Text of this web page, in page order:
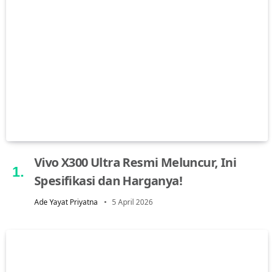
Vivo X300 Ultra Resmi Meluncur, Ini
Spesifikasi dan Harganya!
Ade Yayat Priyatna 5 April 2026